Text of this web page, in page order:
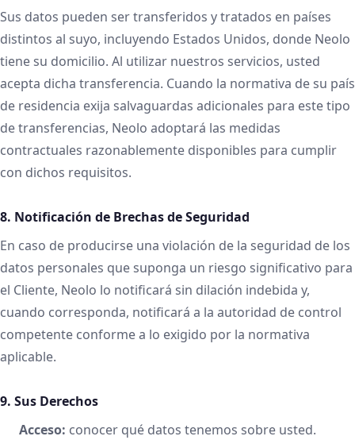
Sus datos pueden ser transferidos y tratados en países
distintos al suyo, incluyendo Estados Unidos, donde Neolo
tiene su domicilio. Al utilizar nuestros servicios, usted
acepta dicha transferencia. Cuando la normativa de su país
de residencia exija salvaguardas adicionales para este tipo
de transferencias, Neolo adoptará las medidas
contractuales razonablemente disponibles para cumplir
con dichos requisitos.
8. Notificación de Brechas de Seguridad
En caso de producirse una violación de la seguridad de los
datos personales que suponga un riesgo significativo para
el Cliente, Neolo lo notificará sin dilación indebida y,
cuando corresponda, notificará a la autoridad de control
competente conforme a lo exigido por la normativa
aplicable.
9. Sus Derechos
Acceso: conocer qué datos tenemos sobre usted.